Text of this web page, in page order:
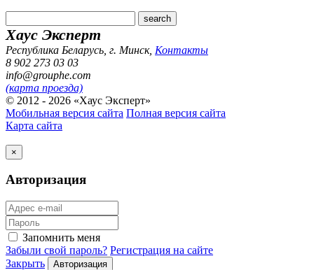
Хаус Эксперт
Республика Беларусь, г. Минск, Контакты
8 902 273 03 03
info@grouphe.com
(карта проезда)
© 2012 - 2026 «Хаус Эксперт»
Мобильная версия сайта Полная версия сайта
Карта сайта
×
Авторизация
Запомнить меня
Забыли свой пароль? Регистрация на сайте
Закрыть